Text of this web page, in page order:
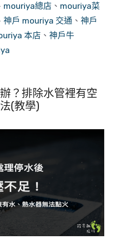
mouriya總店 、 mouriya菜
神戶 mouriya 交通 、 神戶
本店 、 神戶牛
？排除水管裡有空
(教學)